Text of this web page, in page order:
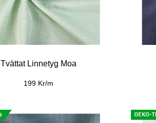
Tvättat Linnetyg Moa
199 Kr/m